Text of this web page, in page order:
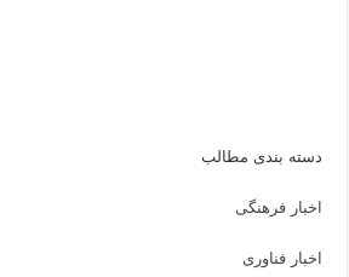
دسته بندی مطالب
اخبار فرهنگی
اخبار فناوری